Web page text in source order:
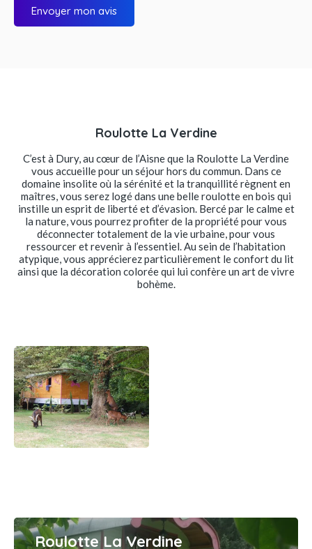
Envoyer mon avis
Roulotte La Verdine
C’est à Dury, au cœur de l’Aisne que la Roulotte La Verdine
vous accueille pour un séjour hors du commun. Dans ce
domaine insolite où la sérénité et la tranquillité règnent en
maîtres, vous serez logé dans une belle roulotte en bois qui
instille un esprit de liberté et d’évasion. Bercé par le calme et
la nature, vous pourrez profiter de la propriété pour vous
déconnecter totalement de la vie urbaine, pour vous
ressourcer et revenir à l’essentiel. Au sein de l’habitation
atypique, vous apprécierez particulièrement le confort du lit
ainsi que la décoration colorée qui lui confère un art de vivre
bohème.
Roulotte La Verdine